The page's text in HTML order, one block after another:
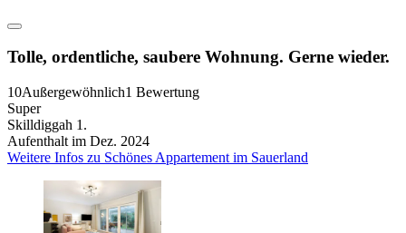
Tolle, ordentliche, saubere Wohnung. Gerne wieder.
10Außergewöhnlich1 Bewertung
Super
Skilldiggah 1.
Aufenthalt im Dez. 2024
Weitere Infos zu Schönes Appartement im Sauerland